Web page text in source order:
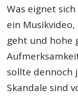
Was eignet
ein
geht und hohe
sollte dennoch
Skandale sind